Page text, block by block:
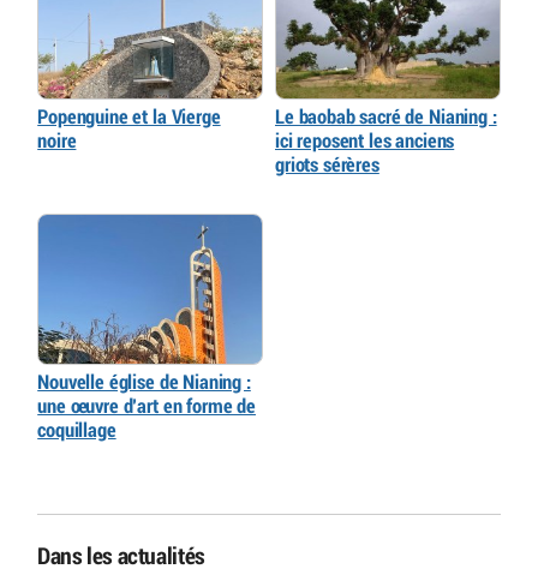
Popenguine et la Vierge
noire
Le baobab sacré de Nianing :
ici reposent les anciens
griots sérères
Nouvelle église de Nianing :
une œuvre d’art en forme de
coquillage
Dans les actualités